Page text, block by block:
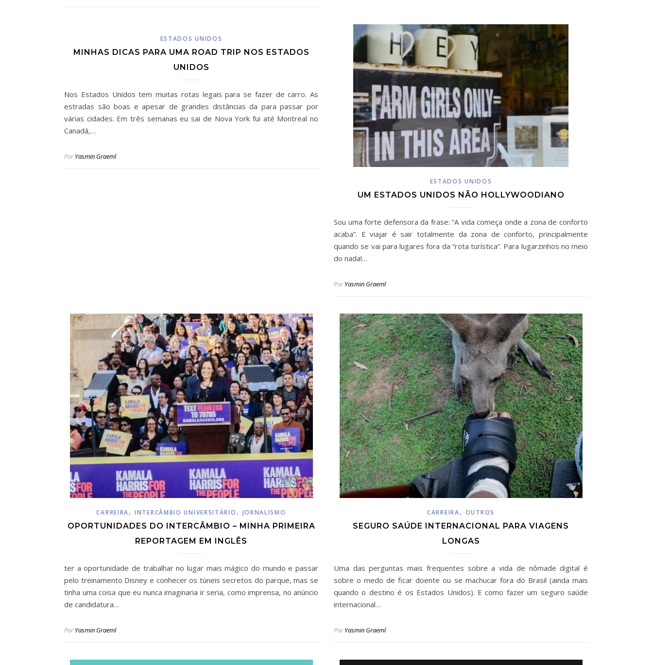
ESTADOS UNIDOS
MINHAS DICAS PARA UMA ROAD TRIP NOS ESTADOS
UNIDOS
Nos Estados Unidos tem muitas rotas legais para se fazer de carro. As
estradas são boas e apesar de grandes distâncias da para passar por
várias cidades. Em três semanas eu sai de Nova York fui até Montreal no
Canadá,…
Por Yasmin Graeml
ESTADOS UNIDOS
UM ESTADOS UNIDOS NÃO HOLLYWOODIANO
Sou uma forte defensora da frase: “A vida começa onde a zona de conforto
acaba”. E viajar é sair totalmente da zona de conforto, principalmente
quando se vai para lugares fora da “rota turística”. Para lugarzinhos no meio
do nada!…
Por Yasmin Graeml
CARREIRA,INTERCÂMBIO UNIVERSITÁRIO , JORNALISMO
OPORTUNIDADES DO INTERCÂMBIO – MINHA PRIMEIRA
REPORTAGEM EM INGLÊS
ter a oportunidade de trabalhar no lugar mais mágico do mundo e passar
pelo treinamento Disney e conhecer os túneis secretos do parque, mas se
tinha uma coisa que eu nunca imaginaria ir seria, como imprensa, no anúncio
de candidatura…
Por Yasmin Graeml
CARREIRA, OUTROS
SEGURO SAÚDE INTERNACIONAL PARA VIAGENS
LONGAS
Uma das perguntas mais frequentes sobre a vida de nômade digital é
sobre o medo de ficar doente ou se machucar fora do Brasil (ainda mais
quando o destino é os Estados Unidos). E como fazer um seguro saúde
internacional…
Por Yasmin Graeml